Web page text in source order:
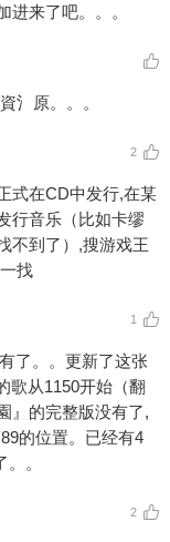
进来了吧。。。
氵原。。。
2
式在CD中发行,在某
行音乐（比如卡缪
不到了）,搜游戏王
找
1
了。。更新了这张
歌从1150开始（翻
』的完整版没有了,
的位置。已经有4
。
2